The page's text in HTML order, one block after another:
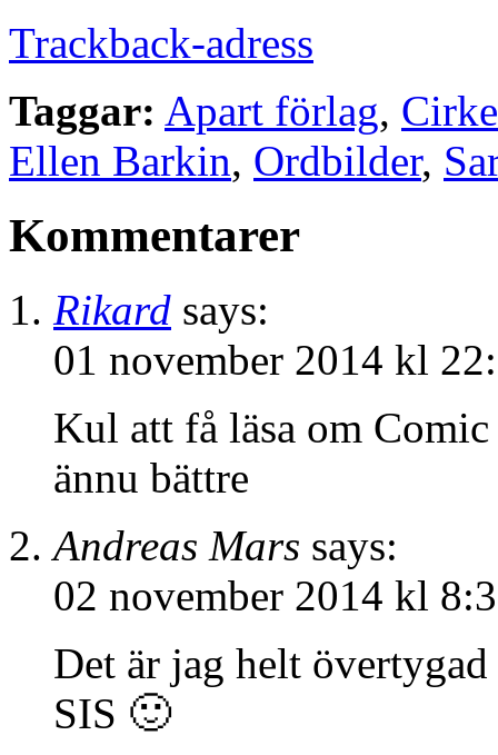
Trackback-adress
Taggar: Apart förlag,
Ellen Barkin, Ordbilder,
Kommentarer
Rikard says:
01 november 2014 kl
Kul att få läsa om
ännu bättre
Andreas Mars says:
02 november 2014 kl
Det är jag helt
SIS 🙂